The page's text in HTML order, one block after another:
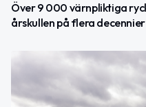
Över 9 000 värnpliktiga
årskullen på flera decennier